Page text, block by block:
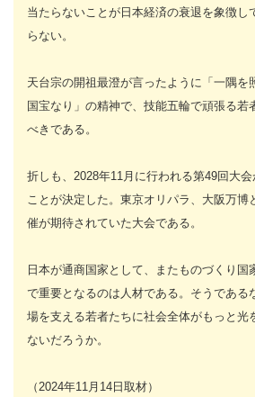
当たらないことが日本経済の衰退を象徴し
らない。
天台宗の開祖最澄が言ったように「一隅を
国宝なり」の精神で、技能五輪で頑張る若
べきである。
折しも、2028年11月に行われる第49回大
ことが決定した。東京オリパラ、大阪万博
催が期待されていた大会である。
日本が通商国家として、またものづくり国
で重要となるのは人材である。そうである
場を支える若者たちに社会全体がもっと光
ないだろうか。
（2024年11月14日取材）